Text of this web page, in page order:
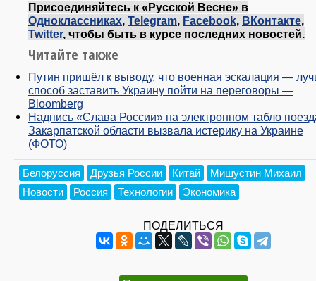
Присоединяйтесь к «Русской Весне» в
Одноклассниках, Telegram, Facebook, ВКонтакте,
Twitter, чтобы быть в курсе последних новостей.
Читайте также
Путин пришёл к выводу, что военная эскалация —
способ заставить Украину пойти на переговоры —
Bloomberg
Надпись «Слава России» на электронном табло
Закарпатской области вызвала истерику на Украине
(ФОТО)
Белоруссия Друзья России Китай
Мишустин Михаил
Новости
Россия Технологии Экономика
ПОДЕЛИТЬСЯ